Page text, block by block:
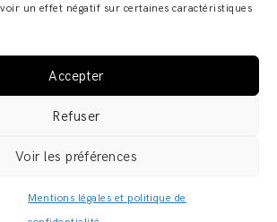
un effet négatif sur certaines caractéristiques
Accepter
Refuser
Voir les préférences
Mentions légales et politique de
- SHOWROOM & ATELIER – 6, RUE DES
ZILIOX · MENTIONS LÉGALES /